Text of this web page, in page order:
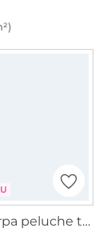
Tissu sherpa peluche teddy Paisley Flowers, bordeaux